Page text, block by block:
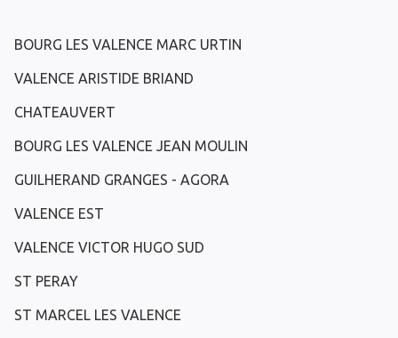
BOURG LES VALENCE MARC URTIN
VALENCE ARISTIDE BRIAND
CHATEAUVERT
BOURG LES VALENCE JEAN MOULIN
GUILHERAND GRANGES - AGORA
VALENCE EST
VALENCE VICTOR HUGO SUD
ST PERAY
ST MARCEL LES VALENCE